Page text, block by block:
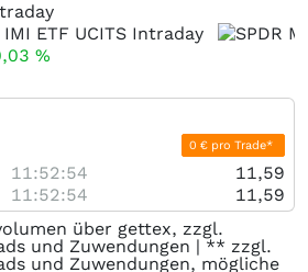
%
0 € pro Trade*
11:52:54
11,59
11:52:54
11,59
über gettex, zzgl.
und Zuwendungen | ** zzgl.
und Zuwendungen, mögliche